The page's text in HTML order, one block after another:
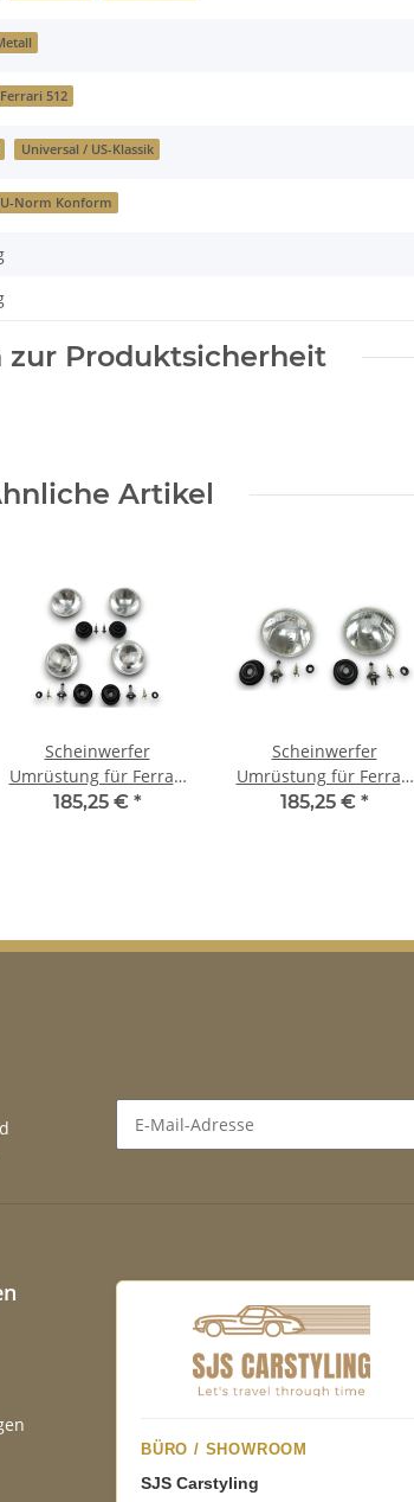
Ferrari 512
Universal / US-Klassik
Norm Konform
zur Produktsicherheit
Artikel
Scheinwerfer
Umrüstung für Ferrari
412 US-Modelle auf EU-
185,25 € *
Scheinwerfer
Umrüstung für Ferrari
Mondial US-Modelle
185,25 € *
BÜRO / SHOWROOM
SJS Carstyling